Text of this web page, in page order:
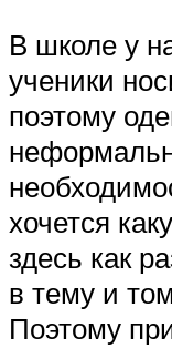
В школе у
ученики
поэтому
хочется
здесь как
в тему и
Поэтому